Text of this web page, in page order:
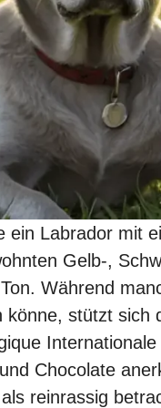
Labrador mit
Gelb-,
Während
stützt sich
Chocolate
reinrassig